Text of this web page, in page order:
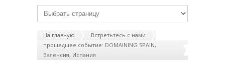
На главную
Встретьтесь с нами
прошедшее событие: DOMAINING SPAIN,
Валенсия, Испания